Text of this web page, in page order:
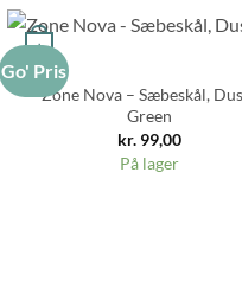
Go' Pris
+
Zone Nova – Sæbeskål,
Green
kr. 99,00
På lager